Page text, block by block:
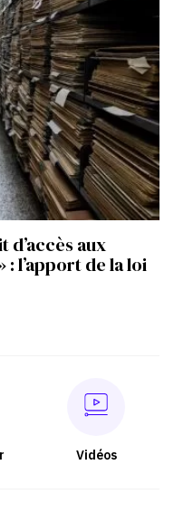
aux
l’apport de la loi
Vidéos